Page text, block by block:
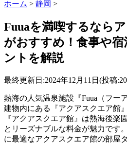
ホーム > 静岡 >
Fuuaを満喫するなら
がおすすめ！食事や
ントを解説
最終更新日:2024年12月11日(投稿
熱海の人気温泉施設『Fuua（フー
建物内にある『アクアスクエア館
『アクアスクエア館』は熱海後楽
とリーズナブルな料金が魅力です
に最適なアクアスクエア館の部屋